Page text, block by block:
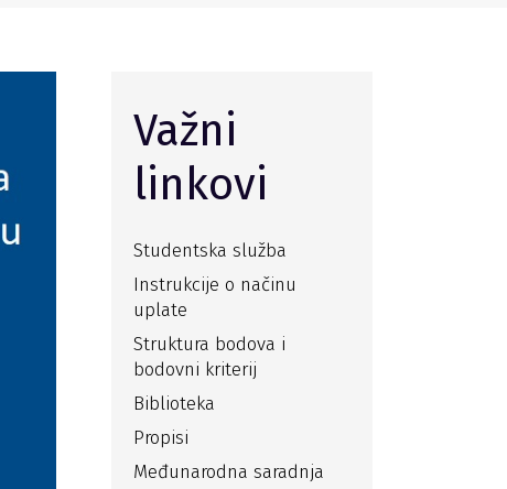
Važni
linkovi
Studentska služba
Instrukcije o načinu
uplate
Struktura bodova i
bodovni kriterij
Biblioteka
Propisi
Međunarodna saradnja